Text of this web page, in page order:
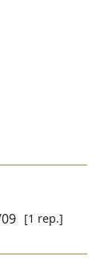
[1 rep.]